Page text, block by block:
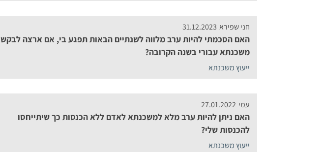
חני שפירא 31.12.2023
האם הסכמתי להיות ערב מלווה לשנתיים הבאות תפגע בי, אם ארצה לבקש
משכנתא עבורי בשנה הקרובה?
ייעוץ משכנתא
עמי 27.01.2022
האם ניתן להיות ערב מלא למשכנתא לאדם ללא הכנסות כך שיתייחסו
להכנסות שלי?
ייעוץ משכנתא